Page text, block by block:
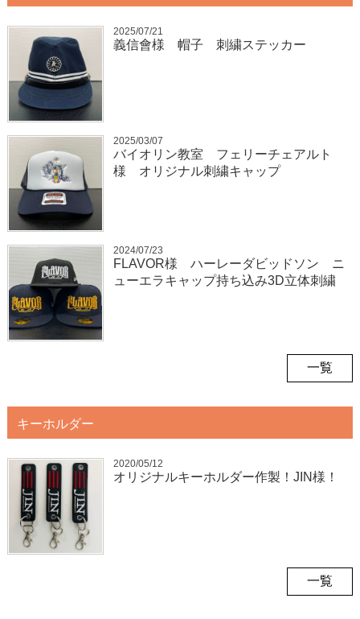
2025/07/21
義信會様 帽子 刺繍ステッカー
2025/03/07
バイオリン教室 フェリーチェアルト
様 オリジナル刺繍キャップ
2024/07/23
FLAVOR様 ハーレーダビッドソン ニ
ューエラキャップ持ち込み3D立体刺繍
一覧
キーホルダー
2020/05/12
オリジナルキーホルダー作製！JIN様！
一覧